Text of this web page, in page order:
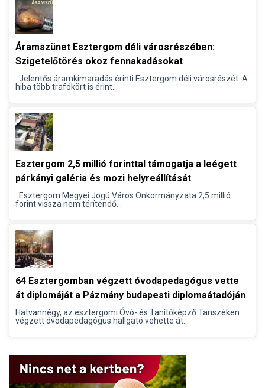
Áramszünet Esztergom déli városrészében:
Szigetelőtörés okoz fennakadásokat
Jelentős áramkimaradás érinti Esztergom déli városrészét. A
hiba több trafókört is érint...
Esztergom 2,5 millió forinttal támogatja a leégett
párkányi galéria és mozi helyreállítását
Esztergom Megyei Jogú Város Önkormányzata 2,5 millió
forint vissza nem térítendő...
64 Esztergomban végzett óvodapedagógus vette
át diplomáját a Pázmány budapesti diplomaátadóján
Hatvannégy, az esztergomi Óvó- és Tanítóképző Tanszéken
végzett óvodapedagógus hallgató vehette át...